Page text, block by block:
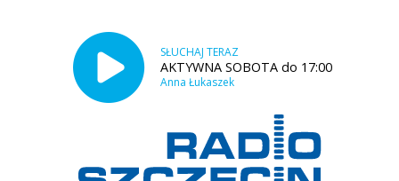
SŁUCHAJ TERAZ
AKTYWNA SOBOTA do 17:00
Anna Łukaszek